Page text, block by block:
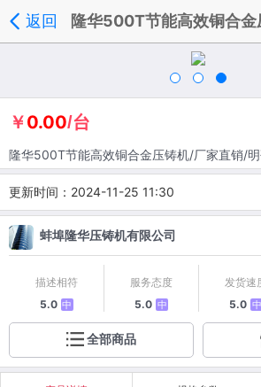
返回
￥0.00/台
隆华500T节能高效铜合金压铸机/厂家直销/
更新时间：2024-11-25 11:30
蚌埠隆华压铸机有限公司
描述相符
5.0 中
服务态度
5.0 中
发货速
5.0 中
全部商品